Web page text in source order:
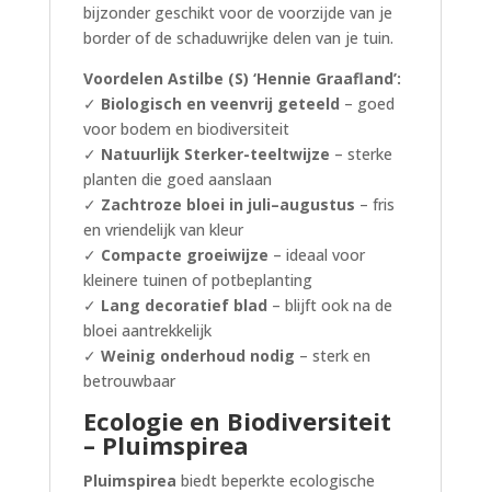
bijzonder geschikt voor de voorzijde van je
border of de schaduwrijke delen van je tuin.
Voordelen Astilbe (S) ‘Hennie Graafland’:
✓ Biologisch en veenvrij geteeld – goed
voor bodem en biodiversiteit
✓ Natuurlijk Sterker-teeltwijze – sterke
planten die goed aanslaan
✓ Zachtroze bloei in juli–augustus – fris
en vriendelijk van kleur
✓ Compacte groeiwijze – ideaal voor
kleinere tuinen of potbeplanting
✓ Lang decoratief blad – blijft ook na de
bloei aantrekkelijk
✓ Weinig onderhoud nodig – sterk en
betrouwbaar
Ecologie en Biodiversiteit
– Pluimspirea
Pluimspirea biedt beperkte ecologische